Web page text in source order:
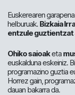
Euskerearen
helburuak. Bizkaia
entzule guztientzat
Ohiko saioaketa
euskalduna eskeiniz.
programazino guztia
Horrez gain,
dauan bakarra da.